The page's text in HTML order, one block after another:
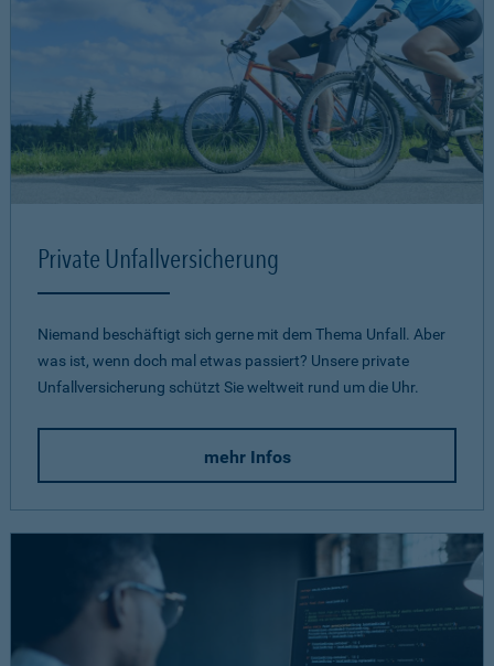
Private Unfallversicherung
Niemand beschäftigt sich gerne mit dem Thema Unfall. Aber
was ist, wenn doch mal etwas passiert? Unsere private
Unfallversicherung schützt Sie weltweit rund um die Uhr.
mehr Infos